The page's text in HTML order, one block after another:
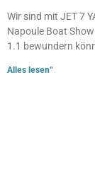
Wir sind mit JET 7
Napoule Boat
1.1 bewundern
Alles lesen“